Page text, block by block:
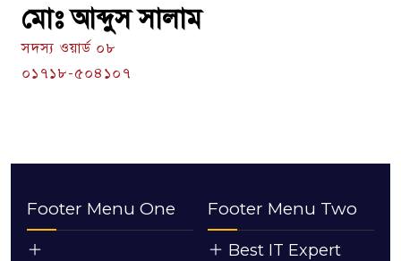
মোঃ আব্দুস সালাম
সদস্য ওয়ার্ড ০৮
০১৭১৮-৫০৪১০৭
Footer Menu One Footer Menu Two
Best IT Expert